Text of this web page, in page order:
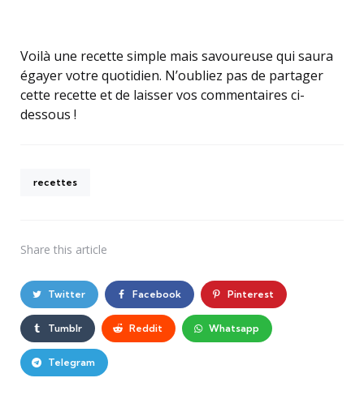
Voilà une recette simple mais savoureuse qui saura
égayer votre quotidien. N’oubliez pas de partager
cette recette et de laisser vos commentaires ci-
dessous !
recettes
Share this article
Twitter Facebook Pinterest
Tumblr Reddit Whatsapp
Telegram